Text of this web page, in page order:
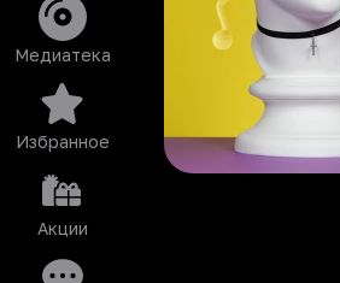
Медиатека
Избранное
Акции